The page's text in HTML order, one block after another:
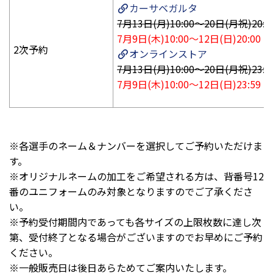
2次予約
カーサベガルタ
7月13日(月)10:00～20日(月祝
7月9日(木)10:00～12日(日)20:00
オンラインストア
7月13日(月)10:00～20日(月祝
7月9日(木)10:00～12日(日)23:59
※各選手のネーム＆ナンバーを選択してご予約いただけま
す。
※オリジナルネームの加工をご希望される方は、背番号12
番のユニフォームのみ対象となりますのでご了承くださ
い。
※予約受付期間内であっても各サイズの上限枚数に達し次
第、受付終了となる場合がございますのでお早めにご予約
ください。
※一般販売日は後日あらためてご案内いたします。